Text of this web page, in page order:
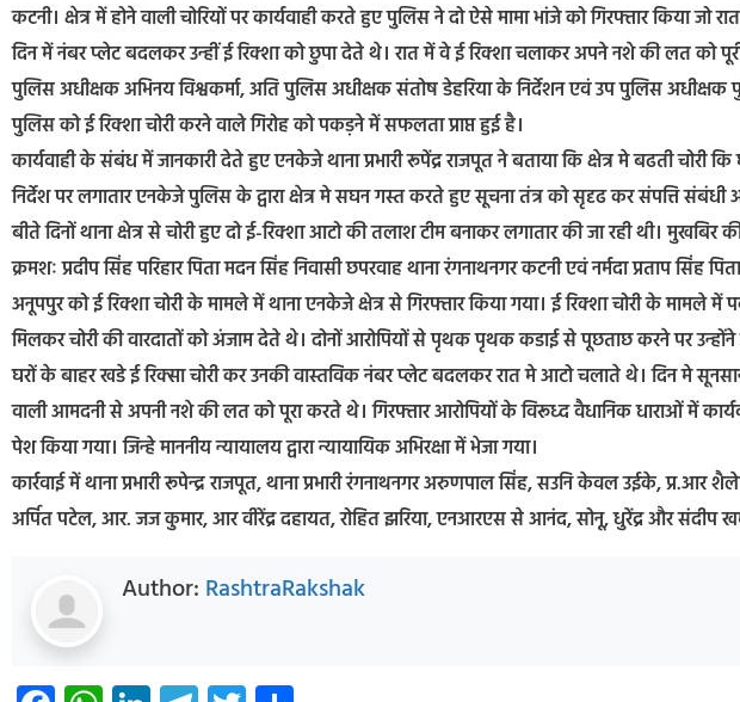
कटनी। क्षेत्र में होने वाली चोरियों पर कार्यवाही करते हुए पुलिस ने दो ऐसे मामा भांजे को गिरफ्तार किया
दिन में नंबर प्लेट बदलकर उन्हीं ई रिक्शा को छुपा देते थे। रात में वे ई रिक्शा चलाकर अपने नशे की लत को
पुलिस अधीक्षक अभिनय विश्वकर्मा, अति पुलिस अधीक्षक संतोष डेहरिया के निर्देशन एवं उप पुलिस
पुलिस को ई रिक्शा चोरी करने वाले गिरोह को पकड़ने में सफलता प्राप्त हुई है।
कार्यवाही के संबंध में जानकारी देते हुए एनकेजे थाना प्रभारी रूपेंद्र राजपूत ने बताया कि क्षेत्र मे बढती चोरी
निर्देश पर लगातार एनकेजे पुलिस के द्वारा क्षेत्र मे सघन गस्त करते हुए सूचना तंत्र को सृदृढ कर संपत्ति संबंधी
बीते दिनों थाना क्षेत्र से चोरी हुए दो ई-रिक्शा आटो की तलाश टीम बनाकर लगातार की जा रही थी।
क्रमशः प्रदीप सिंह परिहार पिता मदन सिंह निवासी छपरवाह थाना रंगनाथनगर कटनी एवं नर्मदा प्रताप सिंह
अनूपपुर को ई रिक्शा चोरी के मामले में थाना एनकेजे क्षेत्र से गिरफ्तार किया गया। ई रिक्शा चोरी के मामले
मिलकर चोरी की वारदातों को अंजाम देते थे। दोनों आरोपियों से पृथक पृथक कडाई से पूछताछ करने पर
घरों के बाहर खडे ई रिक्सा चोरी कर उनकी वास्तविक नंबर प्लेट बदलकर रात मे आटो चलाते थे। दिन मे
वाली आमदनी से अपनी नशे की लत को पूरा करते थे। गिरफ्तार आरोपियों के विरूध्द वैधानिक धाराओं में
पेश किया गया। जिन्हे माननीय न्यायालय द्वारा न्यायायिक अभिरक्षा में भेजा गया।
कार्रवाई में थाना प्रभारी रूपेन्द्र राजपूत, थाना प्रभारी रंगनाथनगर अरुणपाल सिंह, सउनि केवल उईके,
अर्पित पटेल, आर. जज कुमार, आर वीरेंद्र दहायत, रोहित झरिया, एनआरएस से आनंद, सोनू, धुरेंद्र और संदीप
Author: RashtraRakshak